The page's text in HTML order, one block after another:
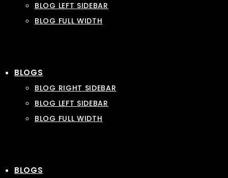
BLOG LEFT SIDEBAR
BLOG FULL WIDTH
BLOGS
BLOG RIGHT SIDEBAR
BLOG LEFT SIDEBAR
BLOG FULL WIDTH
BLOGS